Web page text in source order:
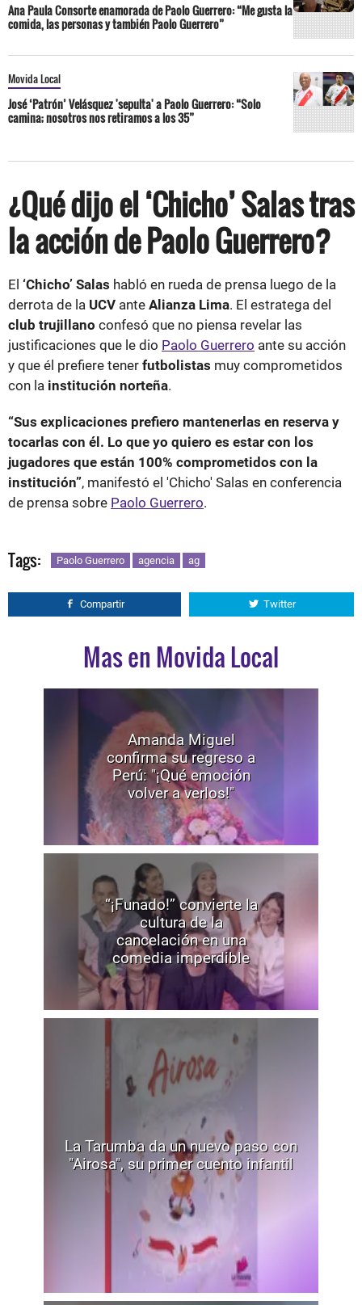
Ana Paula Consorte enamorada de Paolo Guerrero: “Me gusta la
comida, las personas y también Paolo Guerrero”
Movida Local
José ‘Patrón’ Velásquez 'sepulta' a Paolo Guerrero: “Solo
camina; nosotros nos retiramos a los 35”
¿Qué dijo el ‘Chicho’ Salas tras
la acción de Paolo Guerrero?
El ‘Chicho’ Salas habló en rueda de prensa luego de la
derrota de la UCV ante Alianza Lima. El estratega del
club trujillano confesó que no piensa revelar las
justificaciones que le dio Paolo Guerrero ante su acción
y que él prefiere tener futbolistas muy comprometidos
con la institución norteña.
“Sus explicaciones prefiero mantenerlas en reserva y
tocarlas con él. Lo que yo quiero es estar con los
jugadores que están 100% comprometidos con la
institución”, manifestó el 'Chicho' Salas en conferencia
de prensa sobre Paolo Guerrero.
Tags: Paolo Guerrero agencia ag
Compartir Twitter
Mas en Movida Local
Amanda Miguel
confirma su regreso a
Perú: "¡Qué emoción
volver a verlos!"
“¡Funado!” convierte la
cultura de la
cancelación en una
comedia imperdible
La Tarumba da un nuevo paso con
"Airosa", su primer cuento infantil